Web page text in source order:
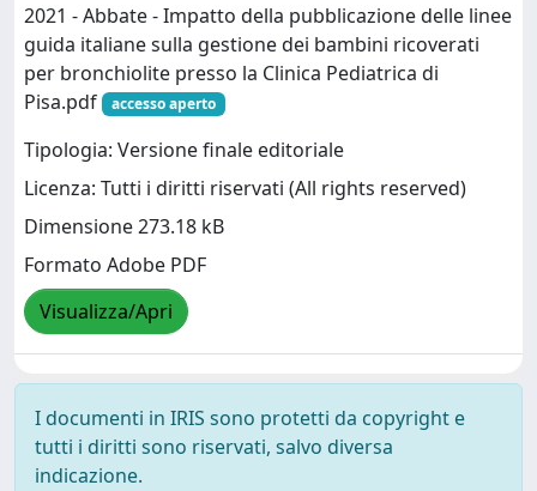
2021 - Abbate - Impatto della pubblicazione delle linee
guida italiane sulla gestione dei bambini ricoverati
per bronchiolite presso la Clinica Pediatrica di
Pisa.pdf
accesso aperto
Tipologia: Versione finale editoriale
Licenza: Tutti i diritti riservati (All rights reserved)
Dimensione 273.18 kB
Formato Adobe PDF
Visualizza/Apri
I documenti in IRIS sono protetti da copyright e
tutti i diritti sono riservati, salvo diversa
indicazione.